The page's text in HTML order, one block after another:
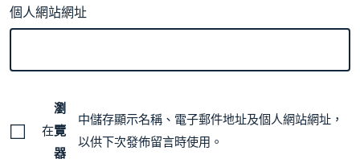
個人網站網址
在
瀏
覽
器
中儲存顯示名稱、電子郵件地址及個人網站網址，
以供下次發佈留言時使用。